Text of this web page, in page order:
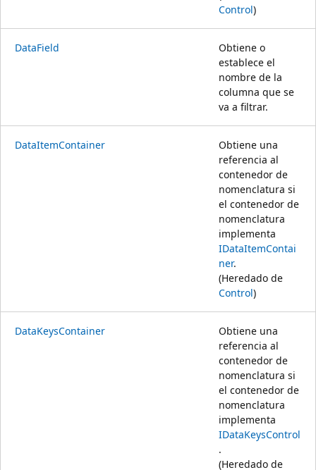
Control)
DataField
Obtiene o
establece el
nombre de la
columna que se
va a filtrar.
DataItemContainer
Obtiene una
referencia al
contenedor de
nomenclatura si
el contenedor de
nomenclatura
implementa
IDataItemContai
ner.
(Heredado de
Control)
DataKeysContainer
Obtiene una
referencia al
contenedor de
nomenclatura si
el contenedor de
nomenclatura
implementa
IDataKeysControl
.
(Heredado de